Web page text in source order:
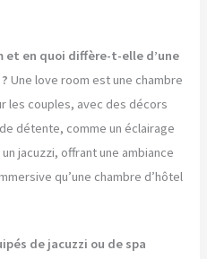
et en quoi diffère-t-elle d’une
Une love room est une chambre
les couples, avec des décors
détente, comme un éclairage
jacuzzi, offrant une ambiance
qu’une chambre d’hôtel
de jacuzzi ou de spa